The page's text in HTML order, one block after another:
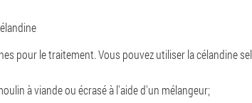
pour le traitement. Vous pouvez utiliser la célandine
à viande ou écrasé à l'aide d'un mélangeur;